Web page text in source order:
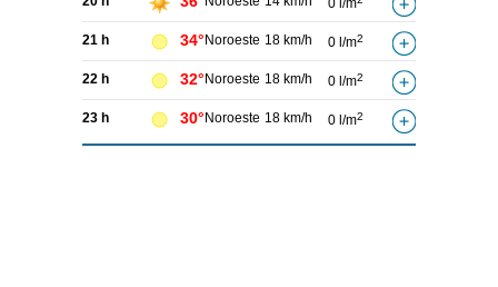
0 l/m
21 h 34° Noroeste 18 km/h 0 l/m2
22 h 32° Noroeste 18 km/h 0 l/m2
23 h 30° Noroeste 18 km/h 0 l/m2